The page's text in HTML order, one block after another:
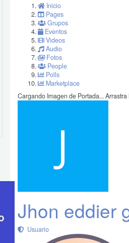
Inicio
Pages
Grupos
Eventos
Videos
Audio
Fotos
People
Polls
Marketplace
Cargando Imagen de Portada...
Jhon eddier
Usuario